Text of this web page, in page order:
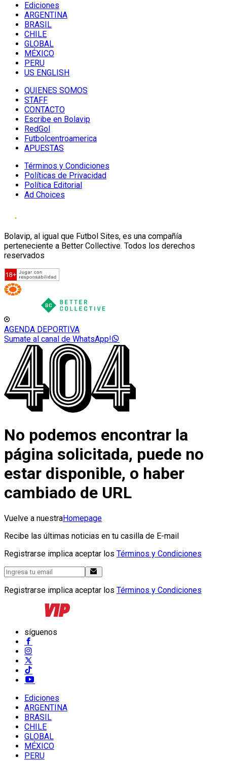
Ediciones
ARGENTINA
BRASIL
CHILE
GLOBAL
MÉXICO
PERU
US ENGLISH
QUIENES SOMOS
STAFF
CONTACTO
Escribe en Bolavip
RedGol
Futbolcentroamerica
APUESTAS
Términos y Condiciones
Políticas de Privacidad
Política Editorial
Ad Choices
Bolavip, al igual que Futbol Sites, es una compañía
perteneciente a Better Collective. Todos los derechos
reservados
AGENDA DEPORTIVA
Sumate al canal de WhatsApp!
No podemos encontrar la
página solicitada, puede no
estar disponible, o haber
cambiado de URL
Vuelve a nuestraHomepage
Recibe las últimas noticias en tu casilla de E-mail
Registrarse implica aceptar los Términos y Condiciones
Registrarse implica aceptar los Términos y Condiciones
síguenos
Ediciones
ARGENTINA
BRASIL
CHILE
GLOBAL
MÉXICO
PERU